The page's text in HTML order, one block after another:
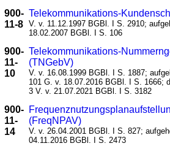
900-
11-8
Telekommunikations-
V. v. 11.12.1997 BGBl. I S. 2910;
18.02.2007 BGBl. I S. 106
900-
11-
10
Telekommunikations-
(TNGebV)
V. v. 16.08.1999 BGBl. I S. 1887;
101 G. v. 18.07.2016 BGBl. I S. 1666;
3 V. v. 21.07.2021 BGBl. I S. 3182
900-
11-
14
(FreqNPAV)
V. v. 26.04.2001 BGBl. I S. 827;
04.11.2016 BGBl. I S. 2473